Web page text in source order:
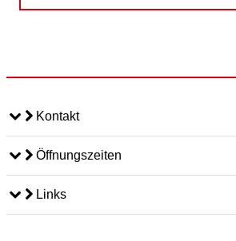
Kontakt
Öffnungszeiten
Links